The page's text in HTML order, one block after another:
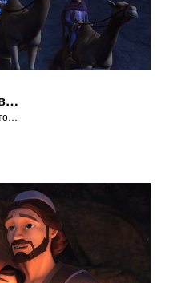
Волхвы следуют за звездой, чтобы увидеть Царя Иудейского.
Волхвы следуют за звездой, чтобы увидеть Царя Иудейского.